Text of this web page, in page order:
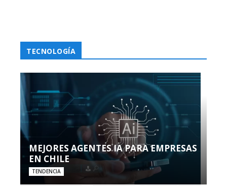
TECNOLOGÍA
MEJORES AGENTES IA PARA EMPRESAS
EN CHILE
TENDENCIA